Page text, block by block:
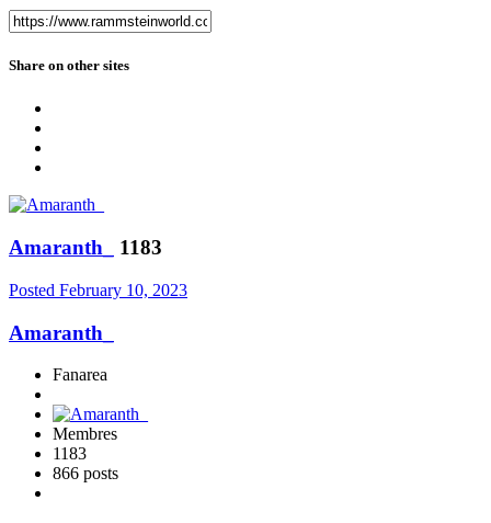
Share on other sites
Amaranth_ 1183
Posted February 10, 2023
Amaranth_
Fanarea
Membres
1183
866 posts